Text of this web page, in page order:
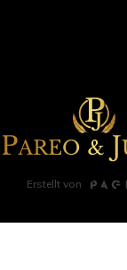
Erstellt von